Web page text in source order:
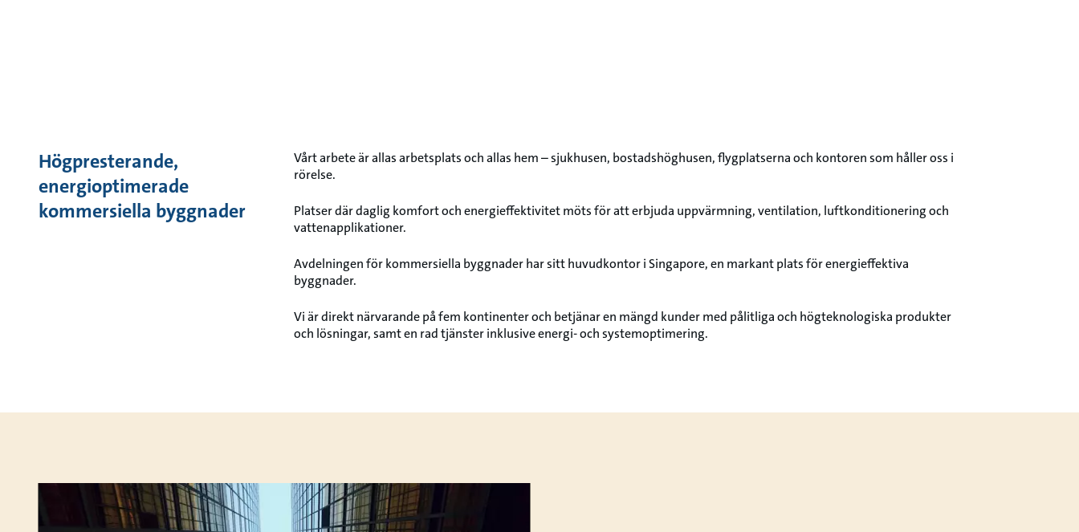
Högpresterande,
energioptimerade
kommersiella byggnader
Vårt arbete är allas arbetsplats och allas hem – sjukhusen, bostadshöghusen, flygplatserna och kontoren som håller oss i
rörelse.
Platser där daglig komfort och energieffektivitet möts för att erbjuda uppvärmning, ventilation, luftkonditionering och
vattenapplikationer.
Avdelningen för kommersiella byggnader har sitt huvudkontor i Singapore, en markant plats för energieffektiva
byggnader.
Vi är direkt närvarande på fem kontinenter och betjänar en mängd kunder med pålitliga och högteknologiska produkter
och lösningar, samt en rad tjänster inklusive energi- och systemoptimering.